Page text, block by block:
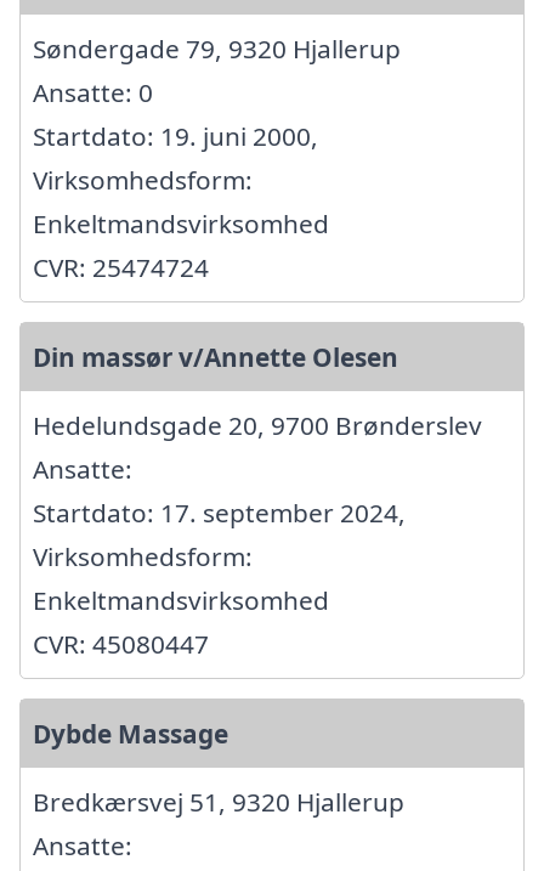
Søndergade 79, 9320 Hjallerup
Ansatte: 0
Startdato: 19. juni 2000,
Virksomhedsform:
Enkeltmandsvirksomhed
CVR: 25474724
Din massør v/Annette Olesen
Hedelundsgade 20, 9700 Brønderslev
Ansatte:
Startdato: 17. september 2024,
Virksomhedsform:
Enkeltmandsvirksomhed
CVR: 45080447
Dybde Massage
Bredkærsvej 51, 9320 Hjallerup
Ansatte: